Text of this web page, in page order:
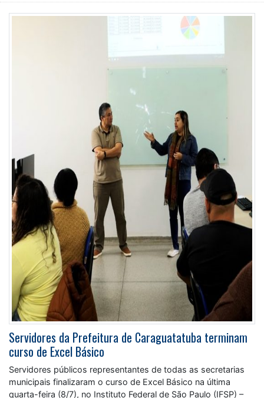
Servidores da Prefeitura de Caraguatatuba terminam
curso de Excel Básico
Servidores públicos representantes de todas as secretarias
municipais finalizaram o curso de Excel Básico na última
quarta-feira (8/7), no Instituto Federal de São Paulo (IFSP) –